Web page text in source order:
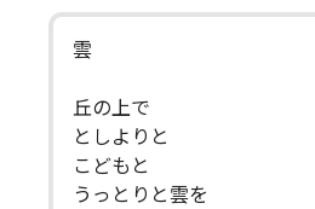
雲
丘の上で
としよりと
こどもと
うっとりと雲を